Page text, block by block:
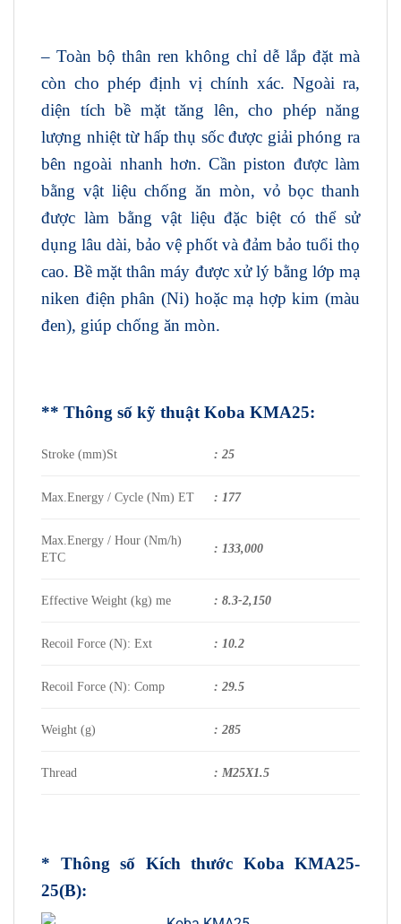
– Toàn bộ thân ren không chỉ dễ lắp đặt mà
còn cho phép định vị chính xác. Ngoài ra,
diện tích bề mặt tăng lên, cho phép năng
lượng nhiệt từ hấp thụ sốc được giải phóng ra
bên ngoài nhanh hơn. Cần piston được làm
bằng vật liệu chống ăn mòn, vỏ bọc thanh
được làm bằng vật liệu đặc biệt có thể sử
dụng lâu dài, bảo vệ phốt và đảm bảo tuổi thọ
cao. Bề mặt thân máy được xử lý bằng lớp mạ
niken điện phân (Ni) hoặc mạ hợp kim (màu
đen), giúp chống ăn mòn.
** Thông số kỹ thuật Koba KMA25:
Stroke (mm)St : 25
Max.Energy / Cycle (Nm) ET : 177
Max.Energy / Hour (Nm/h)
ETC
: 133,000
Effective Weight (kg) me : 8.3-2,150
Recoil Force (N): Ext : 10.2
Recoil Force (N): Comp : 29.5
Weight (g) : 285
Thread : M25X1.5
* Thông số Kích thước Koba KMA25-
25(B):